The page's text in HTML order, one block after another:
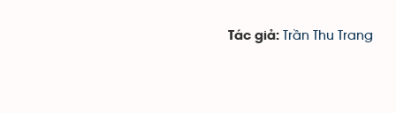
Tác giả: Trần Thu Trang